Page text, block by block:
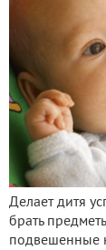
Делает дитя
брать
подвешенные